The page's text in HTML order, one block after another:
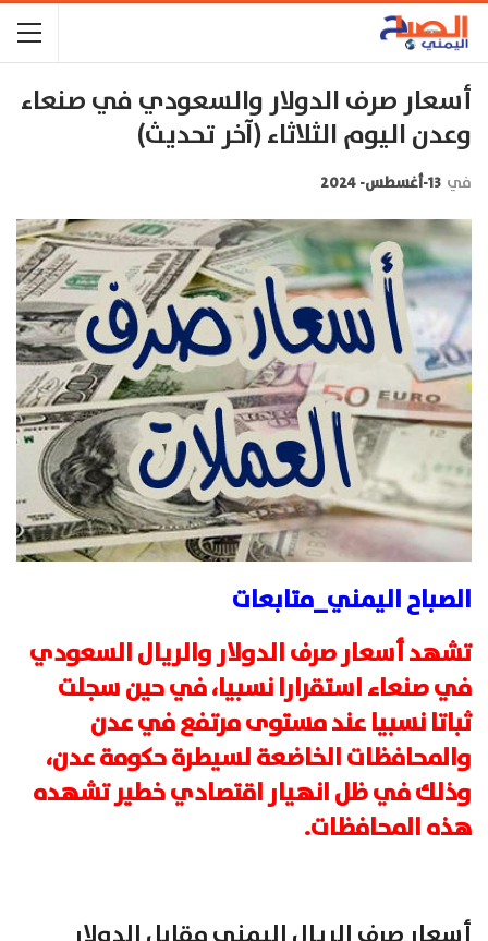
أسعار صرف الدولار والسعودي في صنعاء
وعدن اليوم الثلاثاء (آخر تحديث)
في 13-أغسطس- 2024
الصباح اليمني_متابعات
تشهد أسعار صرف الدولار والريال السعودي
في صنعاء استقرارا نسبيا، في حين سجلت
ثباتا نسبيا عند مستوى مرتفع في عدن
والمحافظات الخاضعة لسيطرة حكومة عدن،
وذلك في ظل انهيار اقتصادي خطير تشهده
هذه المحافظات.